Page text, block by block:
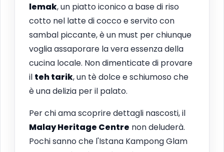
lemak, un piatto iconico a base di riso
cotto nel latte di cocco e servito con
sambal piccante, è un must per chiunque
voglia assaporare la vera essenza della
cucina locale. Non dimenticate di provare
il teh tarik, un tè dolce e schiumoso che
è una delizia per il palato.
Per chi ama scoprire dettagli nascosti, il
Malay Heritage Centre non deluderà.
Pochi sanno che l'Istana Kampong Glam